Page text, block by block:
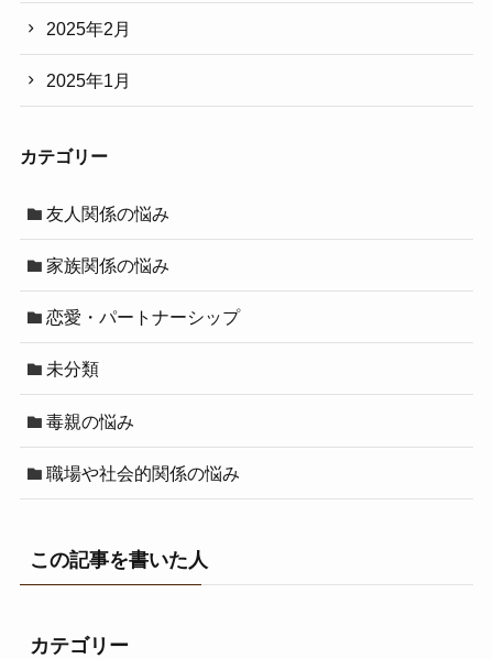
2025年2月
2025年1月
カテゴリー
友人関係の悩み
家族関係の悩み
恋愛・パートナーシップ
未分類
毒親の悩み
職場や社会的関係の悩み
この記事を書いた人
カテゴリー